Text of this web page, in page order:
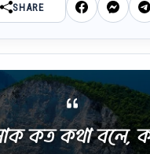
SHARE
কত কথা বলে,